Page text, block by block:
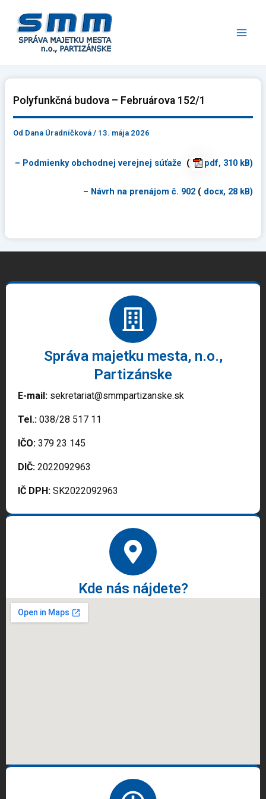
obsah
Polyfunkčná budova – Februárova 152/1
Od Dana Úradníčková/ 13. mája 2026
– Podmienky obchodnej verejnej súťaže ( pdf, 310 kB)
– Návrh na prenájom č. 902 ( docx, 28 kB)
Správa majetku mesta, n.o.,
Partizánske
E-mail: sekretariat@smmpartizanske.sk
Tel.: 038/28 517 11
IČO: 379 23 145
DIČ: 2022092963
IČ DPH: SK2022092963
Kde nás nájdete?